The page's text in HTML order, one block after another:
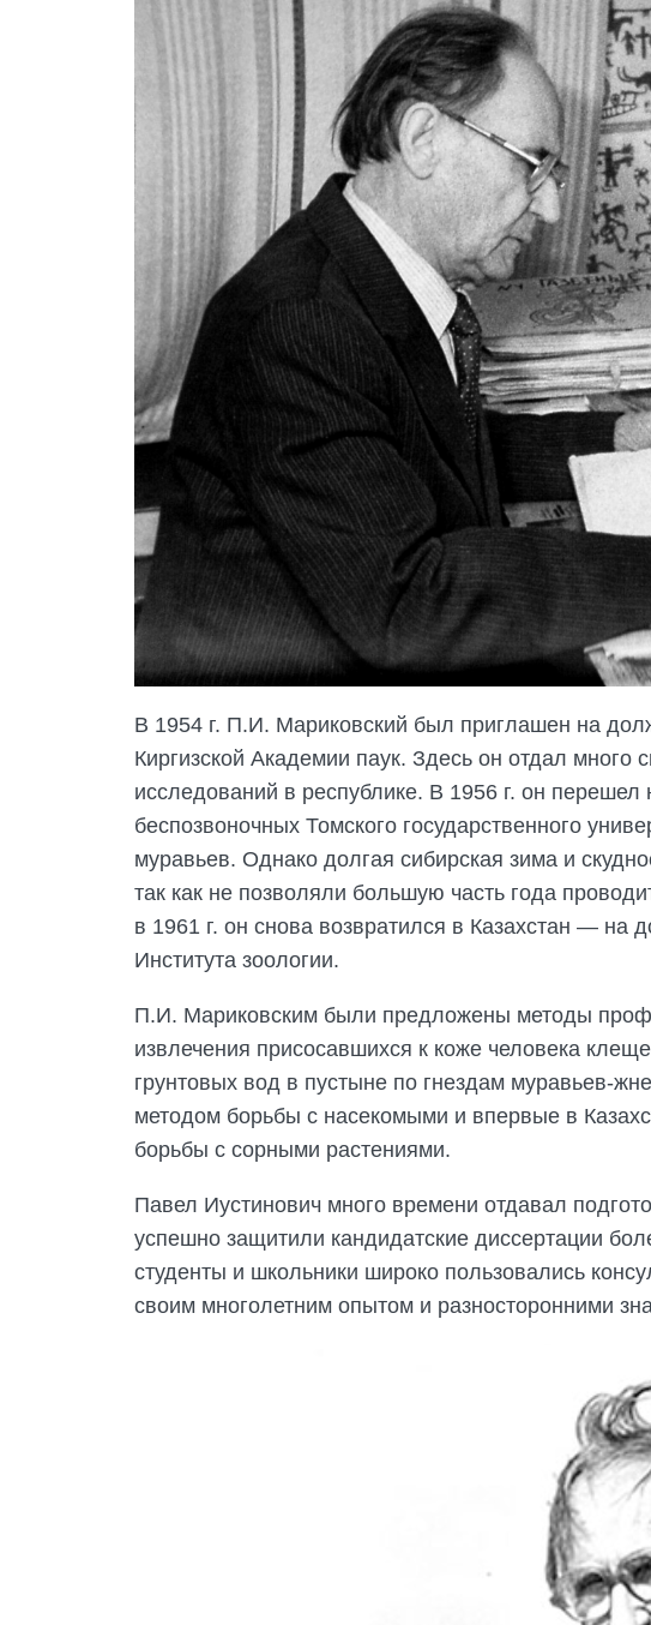
В 1954 г. П.И. Мариковский был приглашен на
Киргизской Академии паук. Здесь он отдал много
исследований в республике. В 1956 г. он
беспозвоночных Томского государственного
муравьев. Однако долгая сибирская зима и
так как не позволяли большую часть года
в 1961 г. он снова возвратился в Казахстан — на
Института зоологии.
П.И. Мариковским были предложены методы
извлечения присосавшихся к коже человека
грунтовых вод в пустыне по гнездам муравьев-
методом борьбы с насекомыми и впервые в
борьбы с сорными растениями.
Павел Иустинович много времени отдавал
успешно защитили кандидатские диссертации
студенты и школьники широко пользовались
своим многолетним опытом и разносторонними